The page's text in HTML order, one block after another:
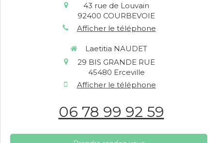
43 rue de Louvain
92400 COURBEVOIE
Afficher le téléphone
Laetitia NAUDET
29 BIS GRANDE RUE
45480 Erceville
Afficher le téléphone
06 78 99 92 59